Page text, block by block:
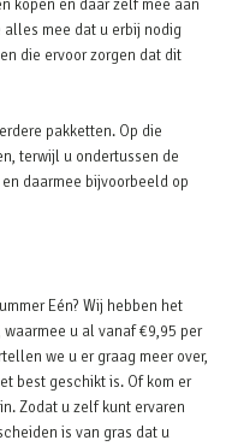
kopen en daar zelf mee aan
mee dat u erbij nodig
die ervoor zorgen dat dit
pakketten. Op die
terwijl u ondertussen de
daarmee bijvoorbeeld op
Eén? Wij hebben het
u al vanaf €9,95 per
we u er graag meer over,
best geschikt is. Of kom er
Zodat u zelf kunt ervaren
is van gras dat u